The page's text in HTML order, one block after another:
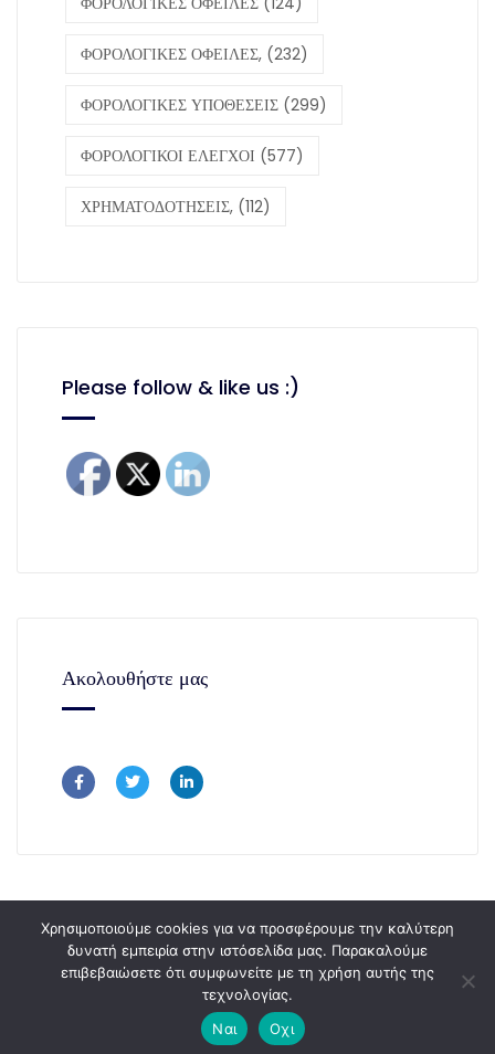
ΦΟΡΟΛΟΓΙΚΕΣ ΟΦΕΙΛΕΣ, (232)
ΦΟΡΟΛΟΓΙΚΕΣ ΥΠΟΘΕΣΕΙΣ (299)
ΦΟΡΟΛΟΓΙΚΟΙ ΕΛΕΓΧΟΙ (577)
ΧΡΗΜΑΤΟΔΟΤΗΣΕΙΣ, (112)
Please follow & like us :)
Ακολουθήστε μας
Copyright © 365Consulting 2024.
Χρησιμοποιούμε cookies για να προσφέρουμε την καλύτερη
δυνατή εμπειρία στην ιστόσελίδα μας. Παρακαλούμε
επιβεβαιώσετε ότι συμφωνείτε με τη χρήση αυτής της
τεχνολογίας.
Ναι
Οχι